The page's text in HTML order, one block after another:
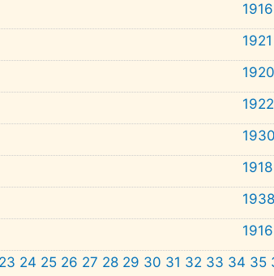
1916
1921
1920
1922
1930
1918
1938
1916
23 24 25 26 27 28 29 30 31 32 33 34 35